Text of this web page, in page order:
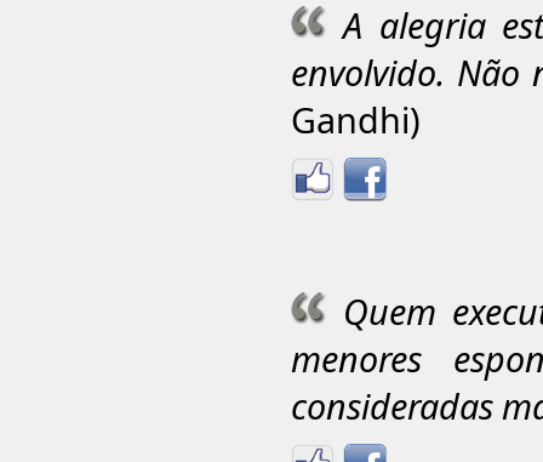
A alegria
envolvido.
Gandhi)
Quem
menores
consideradas